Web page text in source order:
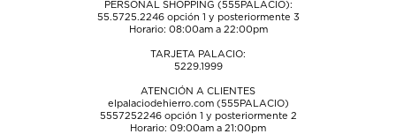
PERSONAL SHOPPING (555PALACIO):
55.5725.2246opción 1 y posteriormente 3
Horario: 08:00am a 22:00pm
TARJETA PALACIO:
5229.1999
ATENCIÓN A CLIENTES
elpalaciodehierro.com (555PALACIO)
5557252246opción 1 y posteriormente 2
Horario: 09:00am a 21:00pm